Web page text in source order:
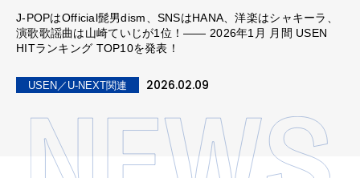
J-POPはOfficial髭男dism、SNSはHANA、洋楽はシャキーラ、
演歌歌謡曲は山崎ていじが1位！―― 2026年1月 月間 USEN
HITランキング TOP10を発表！
USEN／U-NEXT関連 2026.02.09